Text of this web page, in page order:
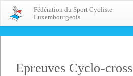
Fédération du Sport Cycliste
Luxembourgeois
Epreuves Cyclo-cross